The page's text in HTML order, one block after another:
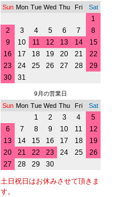
Sun Mon Tue Wed Thu Fri Sat
1
2
3 4 5 6 7
8
9
10 11 12 13 14
15
16
17 18 19 20 21
22
23
24 25 26 27 28
29
30
31
9月の営業日
Sun Mon Tue Wed Thu Fri Sat
1 2 3 4
5
6
7 8 9 10 11
12
13
14 15 16 17 18
19
20
21 22 23 24 25
26
27
28 29 30
土日祝日はお休みさせて頂きま
す。